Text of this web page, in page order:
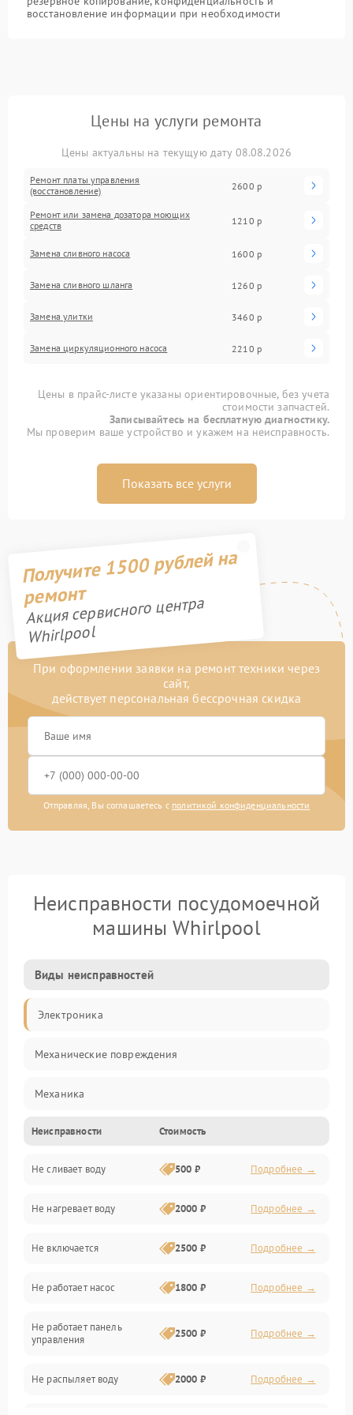
восстановление информации при необходимости
Цены на услуги ремонта
Цены актуальны на текущую дату 08.08.2026
Ремонт платы управления
(восстановление)
2600 р
Ремонт или замена дозатора моющих
средств
1210 р
Замена сливного насоса 1600 р
Замена сливного шланга 1260 р
Замена улитки 3460 р
Замена циркуляционного насоса 2210 р
Цены в прайс-листе указаны ориентировочные, без учета
стоимости запчастей.
Записывайтесь на бесплатную диагностику.
Мы проверим ваше устройство и укажем на неисправность.
Показать все услуги
Получите 1500 рублей на
ремонт
Акция сервисного центра
Whirlpool
При оформлении заявки на ремонт техники через
сайт,
действует персональная бессрочная скидка
Отправляя, Вы соглашаетесь с политикой конфиденциальности
Неисправности посудомоечной
машины Whirlpool
Виды неисправностей
Электроника
Механические повреждения
Механика
Управление
Электропитание
Датчики
Нагрев
Вода
Гигиена
Программное обеспечение
Неисправности Стоимость
Не сливает воду 500 ₽ Подробнее →
Не нагревает воду 2000 ₽ Подробнее →
Не включается 2500 ₽ Подробнее →
Не работает насос 1800 ₽ Подробнее →
Не работает панель
управления
2500 ₽ Подробнее →
Не распыляет воду 2000 ₽ Подробнее →